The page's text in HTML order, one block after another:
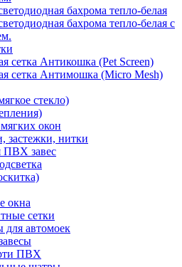
бахрома тепло-белая
бахрома тепло-белая с
сетка Антикошка (Pet Screen)
сетка Антимошка (Micro Mesh)
стекло)
окон
застежки, нитки
ПВХ завес
окна
сетки
автомоек
ПВХ